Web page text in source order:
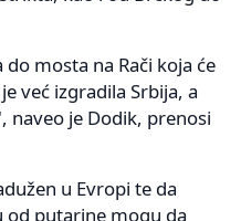
mosta na Rači koja će
već izgradila Srbija, a
naveo je Dodik, prenosi
u Evropi te da
od putarine mogu da